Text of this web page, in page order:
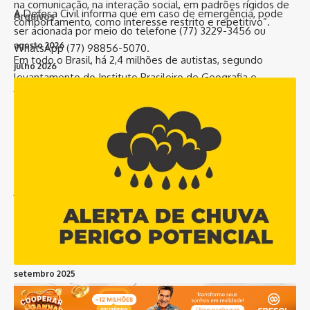
na comunicação, na interação social, em padrões rígidos de
comportamento, como interesse restrito e repetitivo”.
Em todo o Brasil, há 2,4 milhões de autistas, segundo
levantamento do Instituto Brasileiro de Geografia e
Bahia é o 4º estado do país em número de autistas
diagnosticados. Dados do Censo indicam que, até 2022,
eram 144 mil pessoas – 3.686 em Vitória da Conquista.
5ª Caminhada de Conscientização sobre Autismo em Vitória
Data: Domingo, 12 de abril de 2026
A Defesa Civil informa que em caso de emergência, pode
ser acionada por meio do telefone (77) 3229-3456 ou
WhatsApp (77) 98856-5070.
Arquivos
agosto 2026
julho 2026
dezembro 2025
novembro 2025
setembro 2025
agosto 2025